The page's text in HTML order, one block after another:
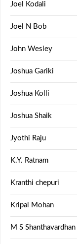
Joel Kodali
Joel N Bob
John Wesley
Joshua Gariki
Joshua Kolli
Joshua Shaik
Jyothi Raju
K.Y. Ratnam
Kranthi chepuri
Kripal Mohan
M S Shanthavardhan